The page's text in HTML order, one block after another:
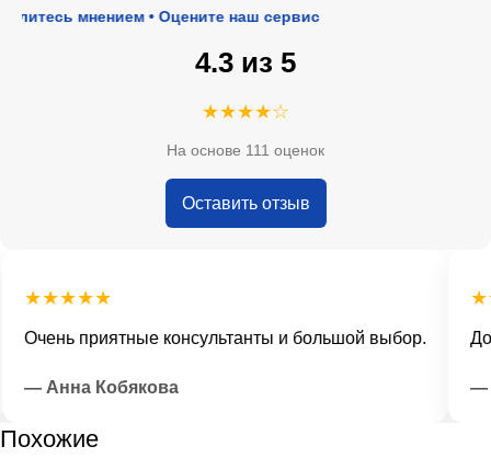
мнением • Оцените наш сервис
4.3 из 5
★★★★☆
На основе 111 оценок
Оставить отзыв
★★★★★
Очень приятные консультанты и большой выбор.
— Анна Кобякова —
Похожие